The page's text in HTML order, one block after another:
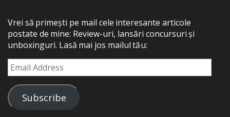
Vrei să primești pe mail cele interesante articole
postate de mine: Review-uri, lansări concursuri și
unboxinguri. Lasă mai jos mailul tău:
Email
Address
Subscribe